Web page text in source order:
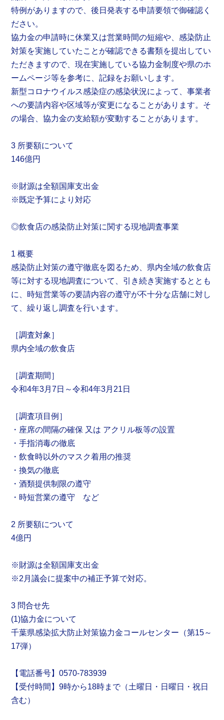
特例がありますので、後日発表する申請要領で御確認く
ださい。
協力金の申請時に休業又は営業時間の短縮や、感染防止
対策を実施していたことが確認できる書類を提出してい
ただきますので、現在実施している協力金制度や県のホ
ームページ等を参考に、記録をお願いします。
新型コロナウイルス感染症の感染状況によって、事業者
への要請内容や区域等が変更になることがあります。そ
の場合、協力金の支給額が変動することがあります。
3 所要額について
146億円
※財源は全額国庫支出金
※既定予算により対応
◎飲食店の感染防止対策に関する現地調査事業
1 概要
感染防止対策の遵守徹底を図るため、県内全域の飲食店
等に対する現地調査について、引き続き実施するととも
に、時短営業等の要請内容の遵守が不十分な店舗に対し
て、繰り返し調査を行います。
［調査対象］
県内全域の飲食店
［調査期間］
令和4年3月7日～令和4年3月21日
［調査項目例］
・座席の間隔の確保 又は アクリル板等の設置
・手指消毒の徹底
・飲食時以外のマスク着用の推奨
・換気の徹底
・酒類提供制限の遵守
・時短営業の遵守 など
2 所要額について
4億円
※財源は全額国庫支出金
※2月議会に提案中の補正予算で対応。
3 問合せ先
(1)協力金について
千葉県感染拡大防止対策協力金コールセンター（第15～
17弾）
【電話番号】0570-783939
【受付時間】9時から18時まで（土曜日・日曜日・祝日
含む）